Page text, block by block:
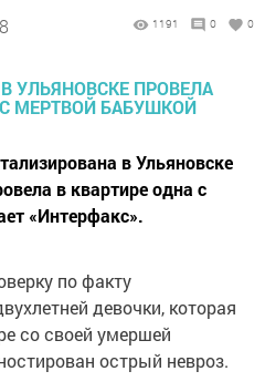
1191 0 0
в Ульяновске
в квартире одна с
«Интерфакс».
по факту
девочки, которая
со своей умершей
острый невроз.